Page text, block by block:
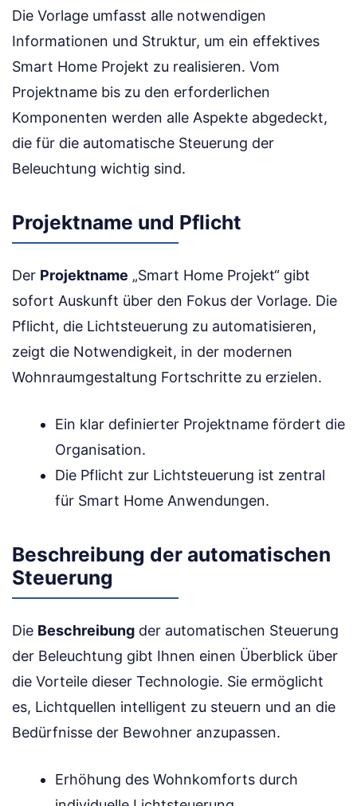
Die Vorlage umfasst alle notwendigen
Informationen und Struktur, um ein effektives
Smart Home Projekt zu realisieren. Vom
Projektname bis zu den erforderlichen
Komponenten werden alle Aspekte abgedeckt,
die für die automatische Steuerung der
Beleuchtung wichtig sind.
Projektname und Pflicht
Der Projektname „Smart Home Projekt“ gibt
sofort Auskunft über den Fokus der Vorlage. Die
Pflicht, die Lichtsteuerung zu automatisieren,
zeigt die Notwendigkeit, in der modernen
Wohnraumgestaltung Fortschritte zu erzielen.
Ein klar definierter Projektname fördert die
Organisation.
Die Pflicht zur Lichtsteuerung ist zentral
für Smart Home Anwendungen.
Beschreibung der automatischen
Steuerung
Die Beschreibung der automatischen Steuerung
der Beleuchtung gibt Ihnen einen Überblick über
die Vorteile dieser Technologie. Sie ermöglicht
es, Lichtquellen intelligent zu steuern und an die
Bedürfnisse der Bewohner anzupassen.
Erhöhung des Wohnkomforts durch